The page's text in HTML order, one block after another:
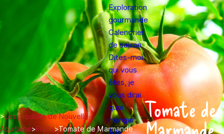
Exploration
gourmande
Calendrier
de saison
Dites-moi
qui vous
êtes, je
vous dirai
quoi
manger
>Les produits de Nouvelle-
Aquitaine>Fruits>Tomate de Marmande
Tomate de
Marmande